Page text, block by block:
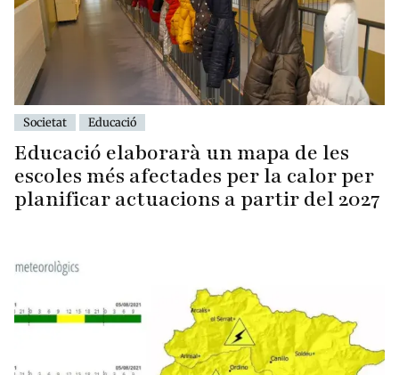
Societat Educació
Educació elaborarà un mapa de les
escoles més afectades per la calor per
planificar actuacions a partir del 2027